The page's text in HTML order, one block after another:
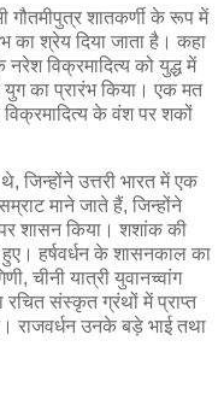
गौतमीपुत्र शातकर्णी के रूप में
का श्रेय दिया जाता है। कहा
नरेश विक्रमादित्य को युद्ध में
युग का प्रारंभ किया। एक मत
के वंश पर शकों
जिन्होंने उत्तरी भारत में एक
माने जाते हैं, जिन्होंने
शासन किया। शशांक की
हर्षवर्धन के शासनकाल का
चीनी यात्री युवानच्वांग
रचित संस्कृत ग्रंथों में प्राप्त
राजवर्धन उनके बड़े भाई तथा